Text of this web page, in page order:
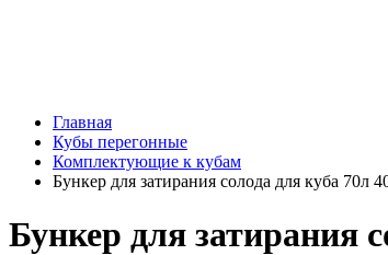
Главная
Кубы перегонные
Комплектующие к кубам
Бункер для затирания солода для куба 70л
Бункер для затирания